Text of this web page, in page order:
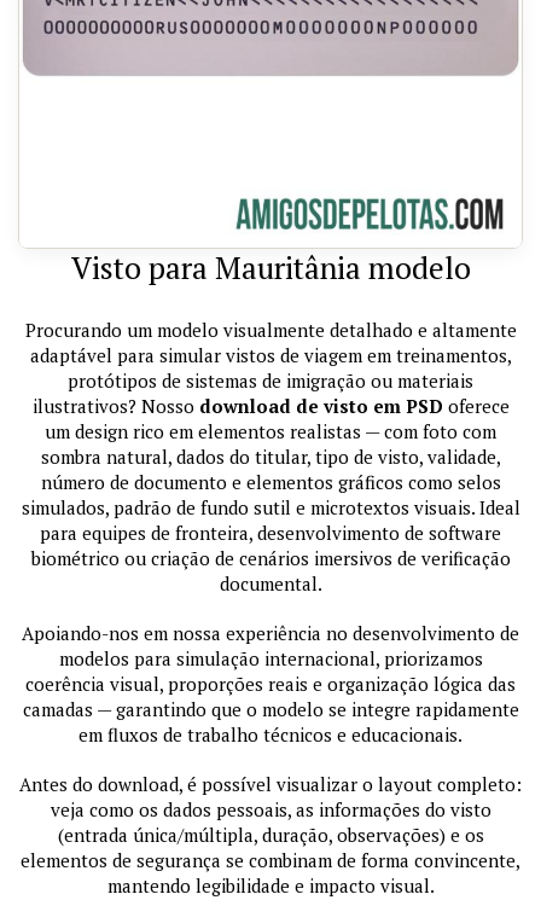
Visto para Mauritânia modelo
Procurando um modelo visualmente detalhado e altamente
adaptável para simular vistos de viagem em treinamentos,
protótipos de sistemas de imigração ou materiais
ilustrativos? Nosso download de visto em PSD oferece
um design rico em elementos realistas — com foto com
sombra natural, dados do titular, tipo de visto, validade,
número de documento e elementos gráficos como selos
simulados, padrão de fundo sutil e microtextos visuais. Ideal
para equipes de fronteira, desenvolvimento de software
biométrico ou criação de cenários imersivos de verificação
documental.
Apoiando-nos em nossa experiência no desenvolvimento de
modelos para simulação internacional, priorizamos
coerência visual, proporções reais e organização lógica das
camadas — garantindo que o modelo se integre rapidamente
em fluxos de trabalho técnicos e educacionais.
Antes do download, é possível visualizar o layout completo:
veja como os dados pessoais, as informações do visto
(entrada única/múltipla, duração, observações) e os
elementos de segurança se combinam de forma convincente,
mantendo legibilidade e impacto visual.